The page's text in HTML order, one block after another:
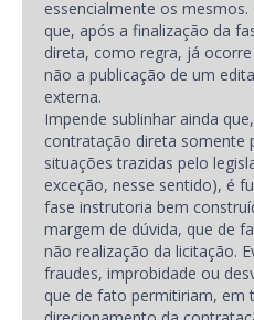
essencialmente os
que, após a finalização da
direta, como regra, já
não a publicação de um
externa.
Impende sublinhar ainda
contratação direta somente
situações trazidas pelo
exceção, nesse sentido), é
fase instrutoria bem
margem de dúvida, que de
não realização da licitação.
fraudes, improbidade ou
que de fato permitiriam, em